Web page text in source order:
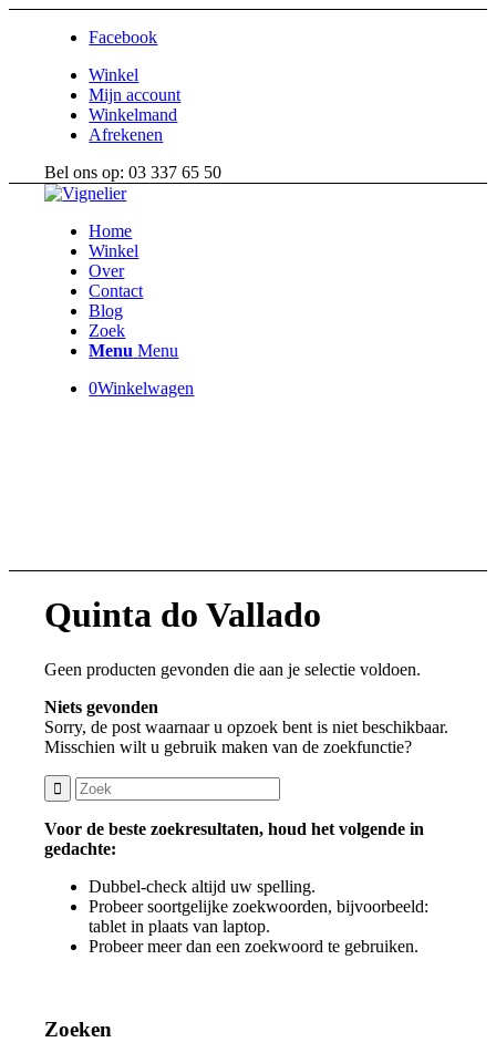
Facebook
Winkel
Mijn account
Winkelmand
Afrekenen
Bel ons op: 03 337 65 50
Home
Winkel
Over
Contact
Blog
Zoek
Menu Menu
0Winkelwagen
Quinta do Vallado
Geen producten gevonden die aan je selectie voldoen.
Niets gevonden
Sorry, de post waarnaar u opzoek bent is niet beschikbaar.
Misschien wilt u gebruik maken van de zoekfunctie?
Voor de beste zoekresultaten, houd het volgende in
gedachte:
Dubbel-check altijd uw spelling.
Probeer soortgelijke zoekwoorden, bijvoorbeeld:
tablet in plaats van laptop.
Probeer meer dan een zoekwoord te gebruiken.
Zoeken